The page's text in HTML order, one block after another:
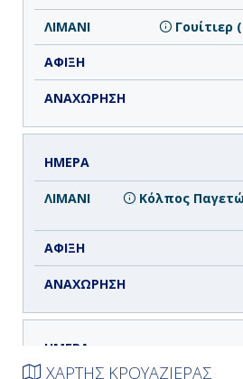
Γουίτιερ
Κόλπος
ΧΑΡΤΗΣ ΚΡΟΥΑΖΙΕΡΑΣ